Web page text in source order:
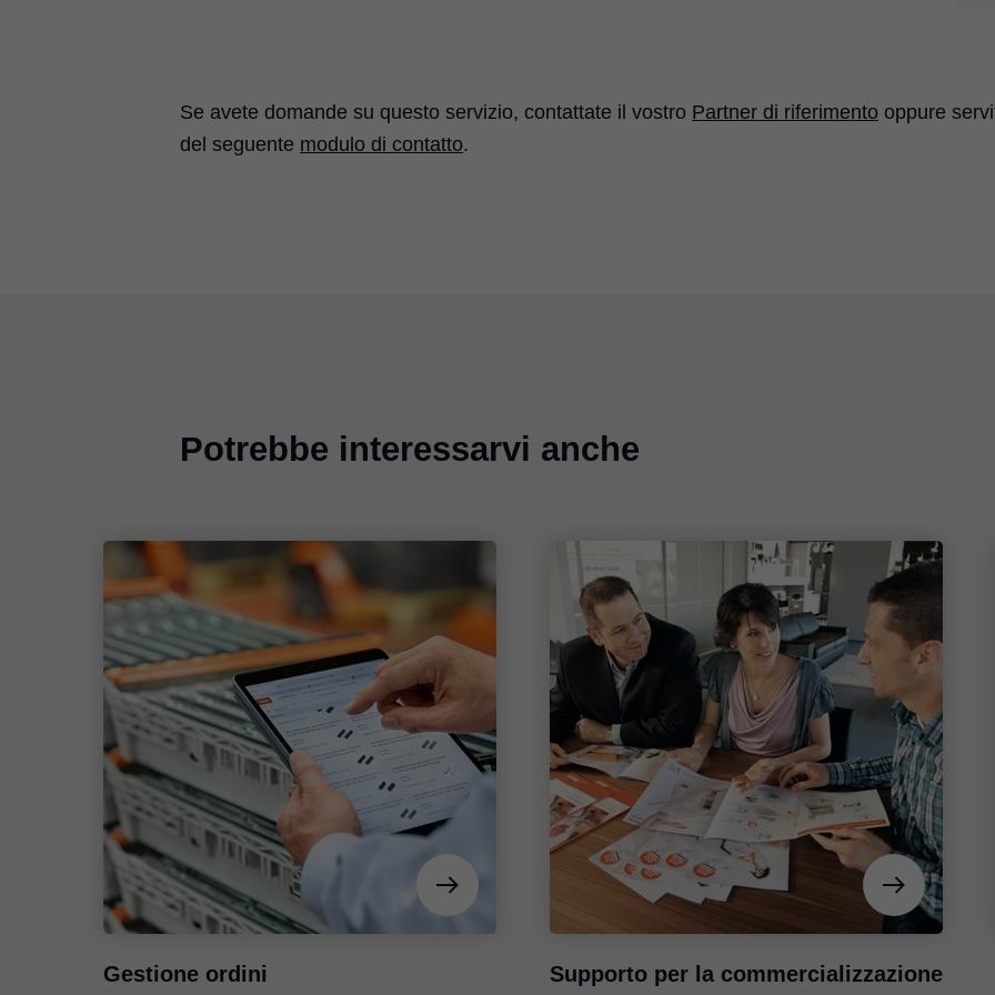
Se avete domande su questo servizio, contattate il vostro Partner di riferimento oppure
del seguente modulo di contatto.
Potrebbe interessarvi anche
Gestione ordini Supporto per la commercializzazione